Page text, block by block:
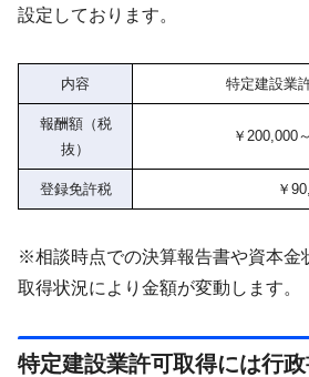
設定しております。
内容 特定建設業
報酬額（税
抜）
￥200,000
登録免許税 ￥
※相談時点での決算報告書や資本金
取得状況により金額が変動します。
特定建設業許可取得には行